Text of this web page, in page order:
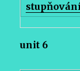
unit 6